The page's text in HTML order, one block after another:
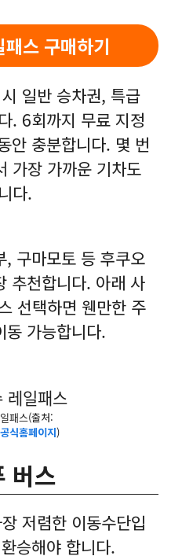
스 구매하기
일반 승차권, 특급
. 6회까지 무료 지정
안 충분합니다. 몇 번
가장 가까운 기차도
다.
, 구마모토 등 후쿠오
추천합니다. 아래 사
선택하면 웬만한 주
동 가능합니다.
출처:
식홈페이지)
버스
저렴한 이동수단입
승해야 합니다.